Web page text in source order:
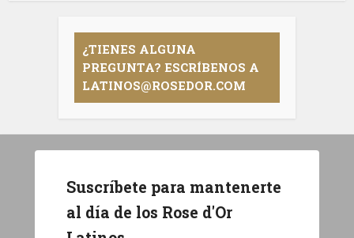
¿TIENES ALGUNA
PREGUNTA? ESCRÍBENOS A
LATINOS@ROSEDOR.COM
Suscríbete para mantenerte
al día de los Rose d'Or